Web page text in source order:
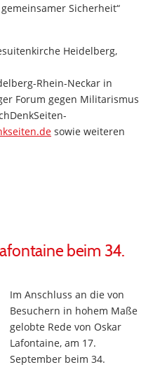
Sicherheit“
Heidelberg,
Rhein-Neckar in
Forum gegen Militarismus
sowie weiteren
beim 34.
Im Anschluss an die von
Besuchern in hohem Maße
gelobte Rede von Oskar
Lafontaine, am 17.
September beim 34.